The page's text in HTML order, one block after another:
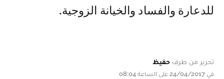
للدعارة والفساد والخيانة الزوجية.
تحرير من طرف حفيظ
في 24/04/2017 على الساعة 08:04